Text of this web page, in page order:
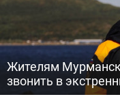
Жителям
звонить в